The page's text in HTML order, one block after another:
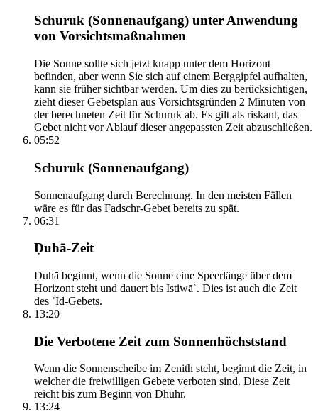
Schuruk (Sonnenaufgang) unter Anwendung
von Vorsichtsmaßnahmen
Die Sonne sollte sich jetzt knapp unter dem Horizont
befinden, aber wenn Sie sich auf einem Berggipfel aufhalten,
kann sie früher sichtbar werden. Um dies zu berücksichtigen,
zieht dieser Gebetsplan aus Vorsichtsgründen 2 Minuten von
der berechneten Zeit für Schuruk ab. Es gilt als riskant, das
Gebet nicht vor Ablauf dieser angepassten Zeit abzuschließen.
05:52
Schuruk (Sonnenaufgang)
Sonnenaufgang durch Berechnung. In den meisten Fällen
wäre es für das Fadschr-Gebet bereits zu spät.
06:31
Ḍuhā-Zeit
Ḍuhā beginnt, wenn die Sonne eine Speerlänge über dem
Horizont steht und dauert bis Istiwāʾ. Dies ist auch die Zeit
des ʿĪd-Gebets.
13:20
Die Verbotene Zeit zum Sonnenhöchststand
Wenn die Sonnenscheibe im Zenith steht, beginnt die Zeit, in
welcher die freiwilligen Gebete verboten sind. Diese Zeit
reicht bis zum Beginn von Dhuhr.
13:24